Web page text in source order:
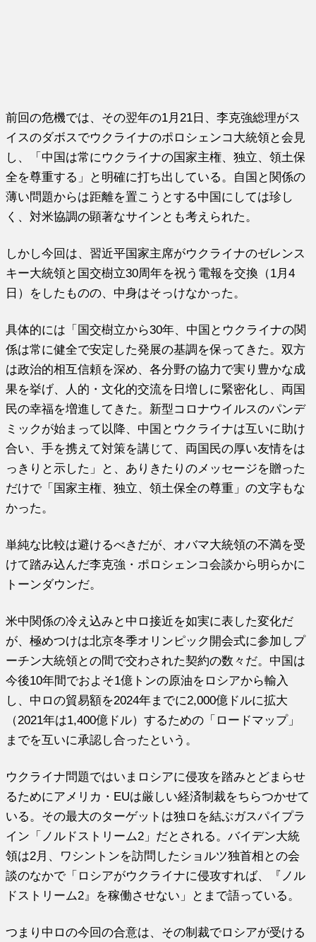
前回の危機では、その翌年の1月21日、李克強総理がス
イスのダボスでウクライナのポロシェンコ大統領と会見
し、「中国は常にウクライナの国家主権、独立、領土保
全を尊重する」と明確に打ち出している。自国と関係の
薄い問題からは距離を置こうとする中国にしては珍し
く、対米協調の顕著なサインとも考えられた。
しかし今回は、習近平国家主席がウクライナのゼレンス
キー大統領と国交樹立30周年を祝う電報を交換（1月4
日）をしたものの、中身はそっけなかった。
具体的には「国交樹立から30年、中国とウクライナの関
係は常に健全で安定した発展の基調を保ってきた。双方
は政治的相互信頼を深め、各分野の協力で実り豊かな成
果を挙げ、人的・文化的交流を日増しに緊密化し、両国
民の幸福を増進してきた。新型コロナウイルスのパンデ
ミックが始まって以降、中国とウクライナは互いに助け
合い、手を携えて対策を講じて、両国民の厚い友情をは
っきりと示した」と、ありきたりのメッセージを贈った
だけで「国家主権、独立、領土保全の尊重」の文字もな
かった。
単純な比較は避けるべきだが、オバマ大統領の不満を受
けて踏み込んだ李克強・ポロシェンコ会談から明らかに
トーンダウンだ。
米中関係の冷え込みと中ロ接近を如実に表した変化だ
が、極めつけは北京冬季オリンピック開会式に参加しプ
ーチン大統領との間で交わされた契約の数々だ。中国は
今後10年間でおよそ1億トンの原油をロシアから輸入
し、中ロの貿易額を2024年までに2,000億ドルに拡大
（2021年は1,400億ドル）するための「ロードマップ」
までを互いに承認し合ったという。
ウクライナ問題ではいまロシアに侵攻を踏みとどまらせ
るためにアメリカ・EUは厳しい経済制裁をちらつかせて
いる。その最大のターゲットは独ロを結ぶガスパイプラ
イン「ノルドストリーム2」だとされる。バイデン大統
領は2月、ワシントンを訪問したショルツ独首相との会
談のなかで「ロシアがウクライナに侵攻すれば、『ノル
ドストリーム2』を稼働させない」とまで語っている。
つまり中ロの今回の合意は、その制裁でロシアが受ける